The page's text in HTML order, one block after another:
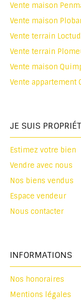
Vente maison
Vente maison
Vente terrain
Vente terrain
Vente maison
Vente appartement
JE SUIS
Estimez votre bien
Vendre avec nous
Nos biens vendus
Espace vendeur
Nous contacter
INFORMATIONS
Nos honoraires
Mentions légales